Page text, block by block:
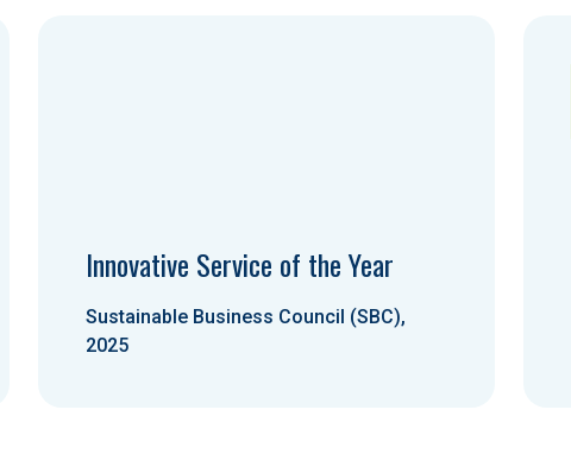
Innovative Service of the Year
Sustainable Business Council (SBC),
2025